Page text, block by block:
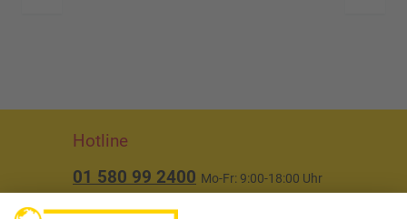
Hotline
01 580 99 2400 Mo-Fr: 9:00-18:00 Uhr